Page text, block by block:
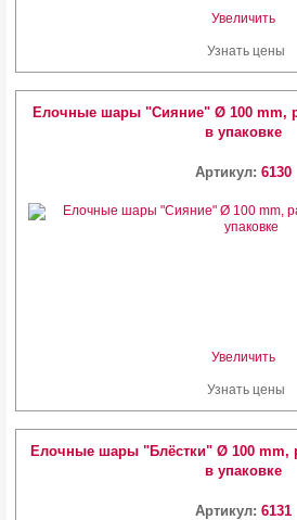
Увеличить
Узнать цены
Елочные шары "Сияние" Ø 100 mm,
в упаковке
Артикул: 6130
Увеличить
Узнать цены
Елочные шары "Блёстки" Ø 100 mm,
в упаковке
Артикул: 6131